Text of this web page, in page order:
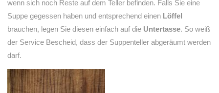
wenn sich noch Reste auf dem Teller befinden. Falls Sie eine
Suppe gegessen haben und entsprechend einen Löffel
brauchen, legen Sie diesen einfach auf die Untertasse. So weiß
der Service Bescheid, dass der Suppenteller abgeräumt werden
darf.